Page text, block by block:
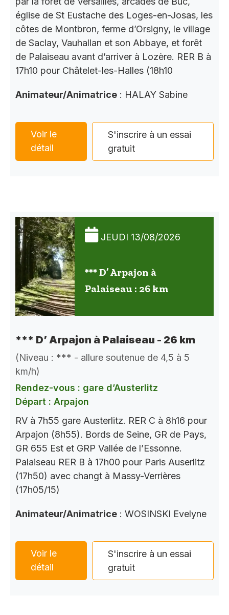
église de St Eustache des Loges-en-Josas, les
côtes de Montbron, ferme d’Orsigny, le village
de Saclay, Vauhallan et son Abbaye, et forêt
de Palaiseau avant d’arriver à Lozère. RER B à
17h10 pour Châtelet-les-Halles (18h10
Animateur/Animatrice : HALAY Sabine
Voir le
détail
S'inscrire à un essai
gratuit
JEUDI 13/08/2026
*** D’ Arpajon à
Palaiseau : 26 km
*** D’ Arpajon à Palaiseau - 26 km
(Niveau : *** - allure soutenue de 4,5 à 5
km/h)
Rendez-vous : gare d’Austerlitz
Départ : Arpajon
RV à 7h55 gare Austerlitz. RER C à 8h16 pour
Arpajon (8h55). Bords de Seine, GR de Pays,
GR 655 Est et GRP Vallée de l’Essonne.
Palaiseau RER B à 17h00 pour Paris Auserlitz
(17h50) avec changt à Massy-Verrières
(17h05/15)
Animateur/Animatrice : WOSINSKI Evelyne
Voir le
détail
S'inscrire à un essai
gratuit